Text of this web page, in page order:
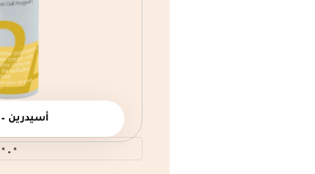
أسيدرين – ٥٠٠ مل
٠.٠